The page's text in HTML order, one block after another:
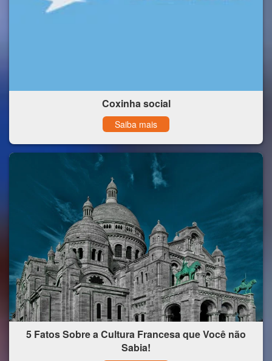
Coxinha social
Saiba mais
5 Fatos Sobre a Cultura Francesa que Você não
Sabia!